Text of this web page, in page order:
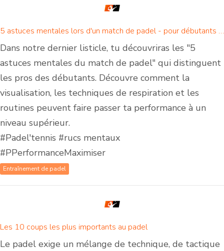
5 astuces mentales lors d'un match de padel - pour débutants et joueurs de padel confirmés
Dans notre dernier listicle, tu découvriras les "5
astuces mentales du match de padel" qui distinguent
les pros des débutants. Découvre comment la
visualisation, les techniques de respiration et les
routines peuvent faire passer ta performance à un
niveau supérieur.
#Padel'tennis #rucs mentaux
#PPerformanceMaximiser
Entraînement de padel
Les 10 coups les plus importants au padel
Le padel exige un mélange de technique, de tactique